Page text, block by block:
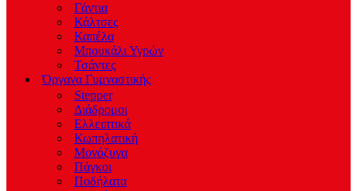
Γάντια
Κάλτσες
Καπέλα
Μπουκάλι Υγρών
Τσάντες
Όργανα Γυμναστικής
Stepper
Διάδρομοι
Ελλειπτικά
Κωπηλατική
Μονόζυγα
Πάγκοι
Ποδήλατα